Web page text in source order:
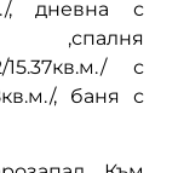
, дневна с
,спалня
с
, баня с